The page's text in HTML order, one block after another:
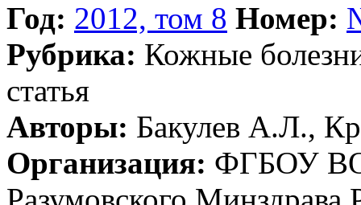
Год: 2012, том 8 Номер:
Рубрика: Кожные
статья
Авторы: Бакулев А.Л.,
Организация: ФГБОУ